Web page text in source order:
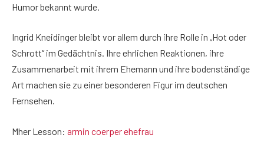
Humor bekannt wurde.
Ingrid Kneidinger bleibt vor allem durch ihre Rolle in „Hot oder
Schrott“ im Gedächtnis. Ihre ehrlichen Reaktionen, ihre
Zusammenarbeit mit ihrem Ehemann und ihre bodenständige
Art machen sie zu einer besonderen Figur im deutschen
Fernsehen.
Mher Lesson: armin coerper ehefrau